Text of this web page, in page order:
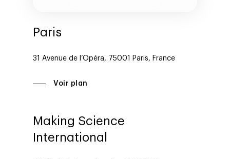
Paris
31 Avenue de l’Opéra, 75001 Paris, France
Voir plan
Making Science
International